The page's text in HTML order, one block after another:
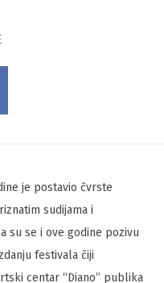
je postavio čvrste
sudijama i
su se i ove godine pozivu
festivala čiji
centar “Diano” publika